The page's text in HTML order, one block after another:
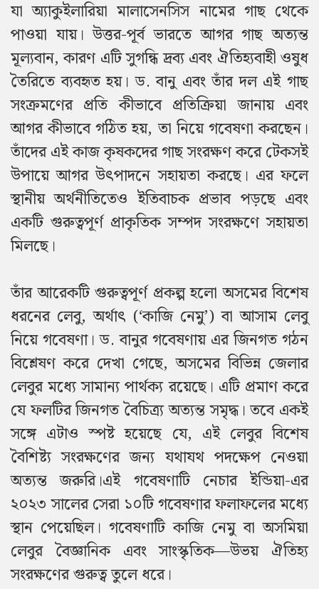
যা অ্যাকুইলারিয়া মালাসেনসিস নামের গাছ থেকে
পাওয়া যায়। উত্তর-পূর্ব ভারতেআগরগাছ অত্যন্ত
মূল্যবান, কারণ এটি সুগন্ধি দ্রব্য এবং ঐতিহ্যবাহী ওষুধ
তৈরিতে ব্যবহৃত হয়। ড. বানু এবং তাঁর দল এই গাছ
সংক্রমণের প্রতি কীভাবে প্রতিক্রিয়া জানায় এবং
আগর কীভাবে গঠিত হয়, তা নিয়ে গবেষণা করছেন।
তাঁদের এই কাজ কৃষকদের গাছ সংরক্ষণ করে টেকসই
উপায়ে আগর উৎপাদনে সহায়তা করছে। এর ফলে
স্থানীয় অর্থনীতিতেও ইতিবাচক প্রভাব পড়ছে এবং
একটি গুরুত্বপূর্ণ প্রাকৃতিক সম্পদ সংরক্ষণে সহায়তা
মিলছে।
তাঁর আরেকটি গুরুত্বপূর্ণ প্রকল্প হলো অসমের বিশেষ
ধরনের লেবু, অর্থাৎ (‘কাজি নেমু’) বা আসাম লেবু
নিয়ে গবেষণা। ড. বানুর গবেষণায় এর জিনগত গঠন
বিশ্লেষণ করে দেখা গেছে, অসমের বিভিন্ন জেলার
লেবুর মধ্যে সামান্য পার্থক্য রয়েছে। এটি প্রমাণ করে
যে ফলটির জিনগত বৈচিত্র্য অত্যন্ত সমৃদ্ধ। তবে একই
সঙ্গে এটাও স্পষ্ট হয়েছে যে, এই লেবুর বিশেষ
বৈশিষ্ট্য সংরক্ষণের জন্য যথাযথ পদক্ষেপ নেওয়া
অত্যন্ত জরুরি।এই গবেষণাটি নেচার ইন্ডিয়া-এর
২০২৩ সালের সেরা ১০টি গবেষণার ফলাফলের মধ্যে
স্থান পেয়েছিল। গবেষণাটি কাজি নেমু বা অসমিয়া
লেবুর বৈজ্ঞানিক এবং সাংস্কৃতিক—উভয় ঐতিহ্য
সংরক্ষণের গুরুত্ব তুলে ধরে।